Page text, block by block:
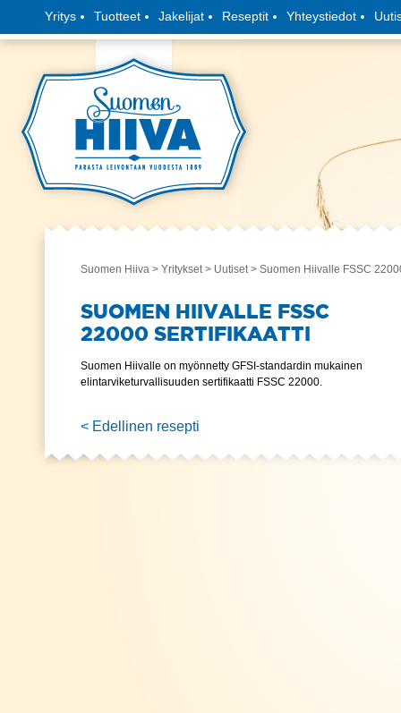
Yritys Tuotteet Jakelijat Reseptit Yhteystiedot
Suomen Hiiva > Yritykset> Uutiset> Suomen Hiivalle FSSC
SUOMEN HIIVALLE FSSC
22000 SERTIFIKAATTI
Suomen Hiivalle on myönnetty GFSI-standardin mukainen
elintarviketurvallisuuden sertifikaatti FSSC 22000.
< Edellinen resepti